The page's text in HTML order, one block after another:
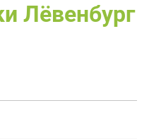
Лёвенбург